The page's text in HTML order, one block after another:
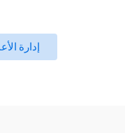
إدارة